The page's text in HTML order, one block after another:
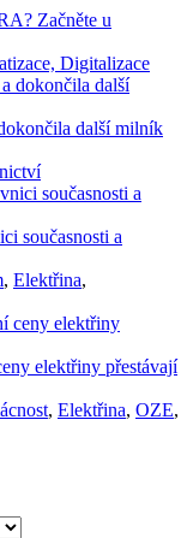
Začněte u
Digitalizace
další milník
současnosti a
, Elektřina,
elektřiny přestávají
, Elektřina, OZE,